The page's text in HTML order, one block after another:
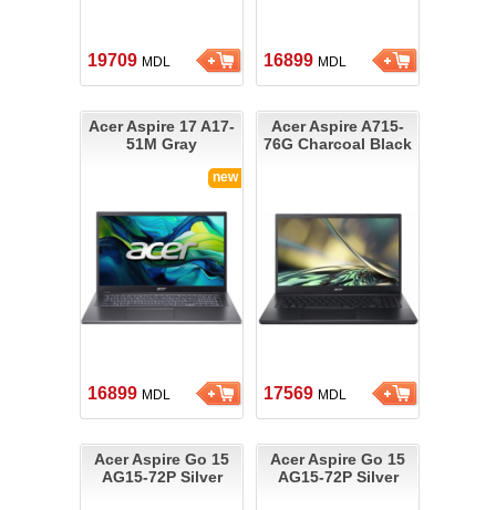
19709 MDL 16899 MDL
new
Acer Aspire 17 A17-
51M Gray
16899 MDL
Acer Aspire A715-
76G Charcoal Black
17569 MDL
Acer Aspire Go 15
AG15-72P Silver
Acer Aspire Go 15
AG15-72P Silver